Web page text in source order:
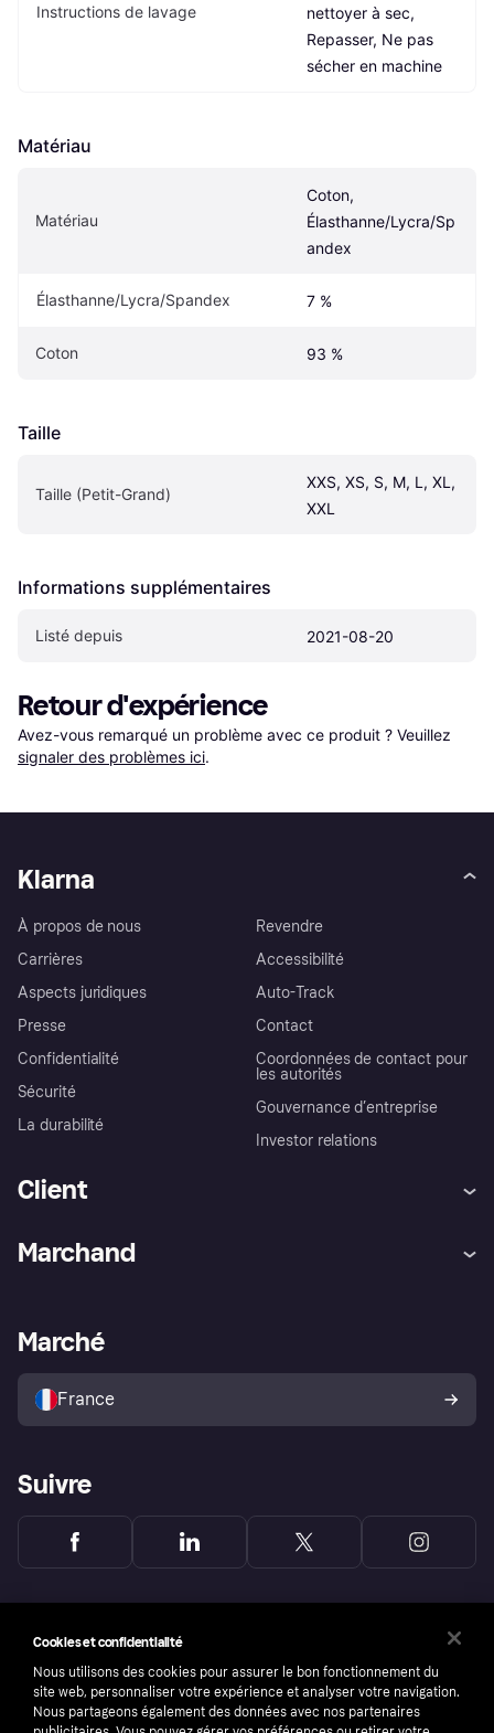
Instructions de lavage
nettoyer à sec,
Repasser, Ne pas
sécher en machine
Matériau
Matériau
Coton,
Élasthanne/Lycra/Sp
andex
Élasthanne/Lycra/Spandex 7 %
Coton 93 %
Taille
Taille (Petit-Grand)
XXS, XS, S, M, L, XL,
XXL
Informations supplémentaires
Listé depuis 2021-08-20
Retour d'expérience
Avez-vous remarqué un problème avec ce produit ? Veuillez
signaler des problèmes ici.
Klarna
À propos de nous
Carrières
Aspects juridiques
Presse
Confidentialité
Sécurité
La durabilité
Revendre
Accessibilité
Auto-Track
Contact
Coordonnées de contact pour
les autorités
Gouvernance d’entreprise
Investor relations
Client
Explorez les magasins
Politique de protection de
l’acheteur Klarna
Marchand
Portail Marchand
Marché
France
Suivre
Cookies et confidentialité
Nous utilisons des cookies pour assurer le bon fonctionnement du
site web, personnaliser votre expérience et analyser votre navigation.
Nous partageons également des données avec nos partenaires